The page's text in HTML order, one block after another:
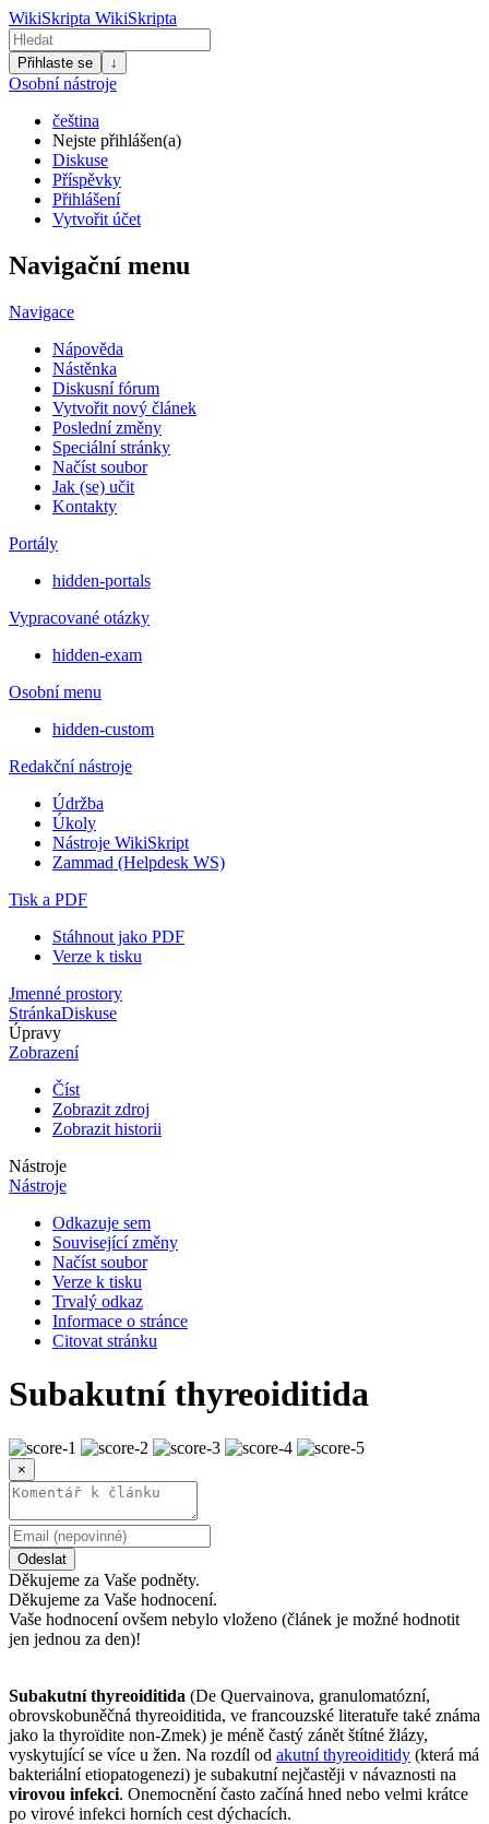
WikiSkripta WikiSkripta
Přihlaste se ↓
Osobní nástroje
čeština
Nejste přihlášen(a)
Diskuse
Příspěvky
Přihlášení
Vytvořit účet
Navigační menu
Navigace
Nápověda
Nástěnka
Diskusní fórum
Vytvořit nový článek
Poslední změny
Speciální stránky
Načíst soubor
Jak (se) učit
Kontakty
Portály
hidden-portals
Vypracované otázky
hidden-exam
Osobní menu
hidden-custom
Redakční nástroje
Údržba
Úkoly
Nástroje WikiSkript
Zammad (Helpdesk WS)
Tisk a PDF
Stáhnout jako PDF
Verze k tisku
Jmenné prostory
StránkaDiskuse
Úpravy
Zobrazení
Číst
Zobrazit zdroj
Zobrazit historii
Nástroje
Nástroje
Odkazuje sem
Související změny
Načíst soubor
Verze k tisku
Trvalý odkaz
Informace o stránce
Citovat stránku
Subakutní thyreoiditida
×
Odeslat
Děkujeme za Vaše podněty.
Děkujeme za Vaše hodnocení.
Vaše hodnocení ovšem nebylo vloženo (článek je možné hodnotit
jen jednou za den)!
Subakutní thyreoiditida (De Quervainova, granulomatózní,
obrovskobuněčná thyreoiditida, ve francouzské literatuře také známa
jako la thyroïdite non-Zmek) je méně častý zánět štítné žlázy,
vyskytující se více u žen. Na rozdíl od akutní thyreoiditidy (která má
bakteriální etiopatogenezi) je subakutní nejčastěji v návaznosti na
virovou infekci. Onemocnění často začíná hned nebo velmi krátce
po virové infekci horních cest dýchacích.